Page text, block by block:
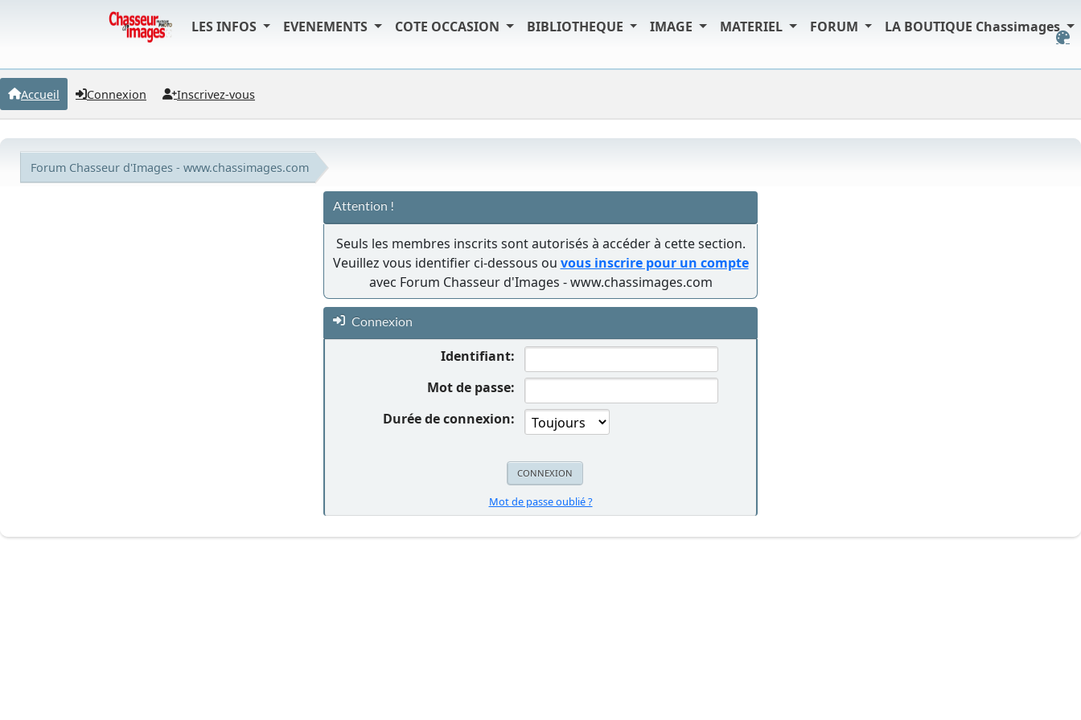
LES INFOS EVENEMENTS COTE OCCASION BIBLIOTHEQUE IMAGE MATERIEL FORUM LA BOUTIQUE Chassimages
Accueil Connexion Inscrivez-vous
Forum Chasseur d'Images - www.chassimages.com
Attention !
Seuls les membres inscrits sont autorisés à accéder à cette section.
Veuillez vous identifier ci-dessous ou vous inscrire pour un compte
avec Forum Chasseur d'Images - www.chassimages.com
Connexion
Identifiant:
Mot de passe:
Durée de connexion:
Mot de passe oublié ?